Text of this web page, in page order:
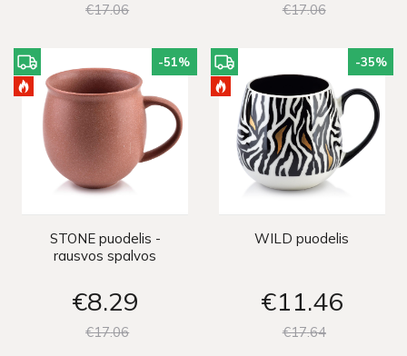
€1706 €1706
-51%
STONE puodelis -
rausvos spalvos
€8 29
€1706
-35%
WILD puodelis
€11 46
€1764